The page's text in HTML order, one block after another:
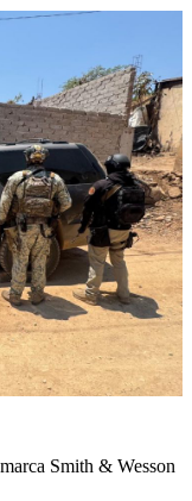
Smith & Wesson